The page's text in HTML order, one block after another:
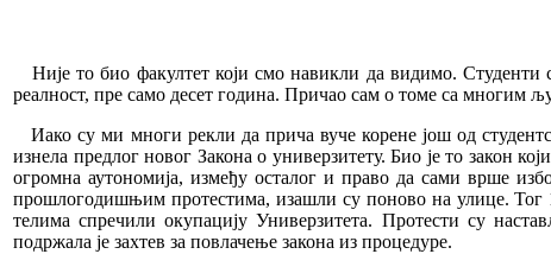
Није то био факултет који смо навикли да видимо.
реалност, пре само десет година. Причао сам о томе са многим
Иако су ми многи рекли да прича вуче корене још од
изнела предлог новог Закона о универзитету. Био је то закон
огромна аутономија, између осталог и право да сами врше
прошлогодишњим протестима, изашли су поново на улице. Тог
телима спречили окупацију Универзитета. Протести су
подржала је захтев за повлачење закона из процедуре.